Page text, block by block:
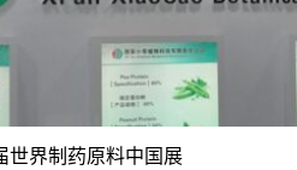
世界制药原料中国展